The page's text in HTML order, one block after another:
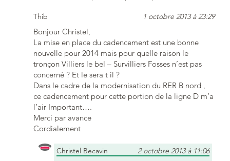
Thib 1 octobre 2013 à 23:29
Bonjour Christel,
La mise en place du cadencement est une bonne
nouvelle pour 2014 mais pour quelle raison le
tronçon Villiers le bel – Survilliers Fosses n’est pas
concerné ? Et le sera t il ?
Dans le cadre de la modernisation du RER B nord ,
ce cadencement pour cette portion de la ligne D m’a
l’air Important….
Merci par avance
Cordialement
Christel Becavin 2 octobre 2013 à 11:06